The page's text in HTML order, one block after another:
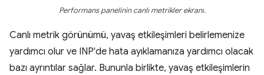
Performans panelinin canlı metrikler ekranı.
Canlı metrik görünümü, yavaş etkileşimleri belirlemenize
yardımcı olur ve INP'de hata ayıklamanıza yardımcı olacak
bazı ayrıntılar sağlar. Bununla birlikte, yavaş etkileşimlerin